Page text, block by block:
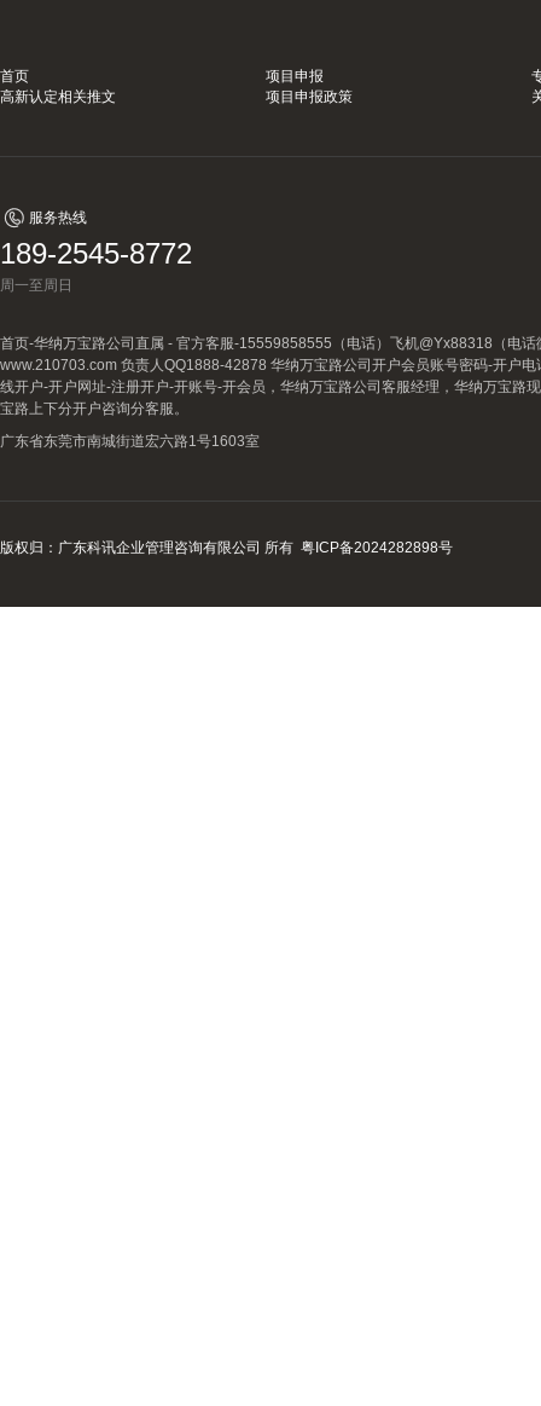
首页 项目申报
高新认定相关推文
项目申报政策
服务热线
189-2545-8772
周一至周日
首页-华纳万宝路公司直属 - 官方客服-15559858555（电话）飞机@Yx88318（电
www.210703.com 负责人QQ1888-42878 华纳万宝路公司开户会员账号密码-开户
线开户-开户网址-注册开户-开账号-开会员，华纳万宝路公司客服经理，华纳万宝路
宝路上下分开户咨询分客服。
广东省东莞市南城街道宏六路1号1603室
版权归：广东科讯企业管理咨询有限公司 所有 粤ICP备2024282898号